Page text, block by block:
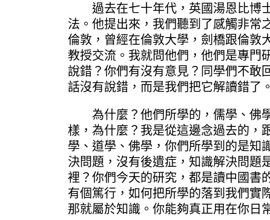
過去在七十年代，英國湯恩比博士
法。他提出來，我們聽到了感觸非常
倫敦，曾經在倫敦大學，劍橋跟倫敦
教授交流。我就問他們，他們是專門
說錯？你們有沒有意見？同學們不敢
話沒有說錯，而是我們把它解讀錯了。
為什麼？他們所學的，儒學、佛學
樣，為什麼？我是從這邊念過去的，
學、道學、佛學，你們所學到的是知
決問題，沒有後遺症，知識解決問題
裡？你們今天的研究，都是讀中國書
有個篤行，如何把所學的落到我們實
那就屬於知識。你能夠真正用在你日